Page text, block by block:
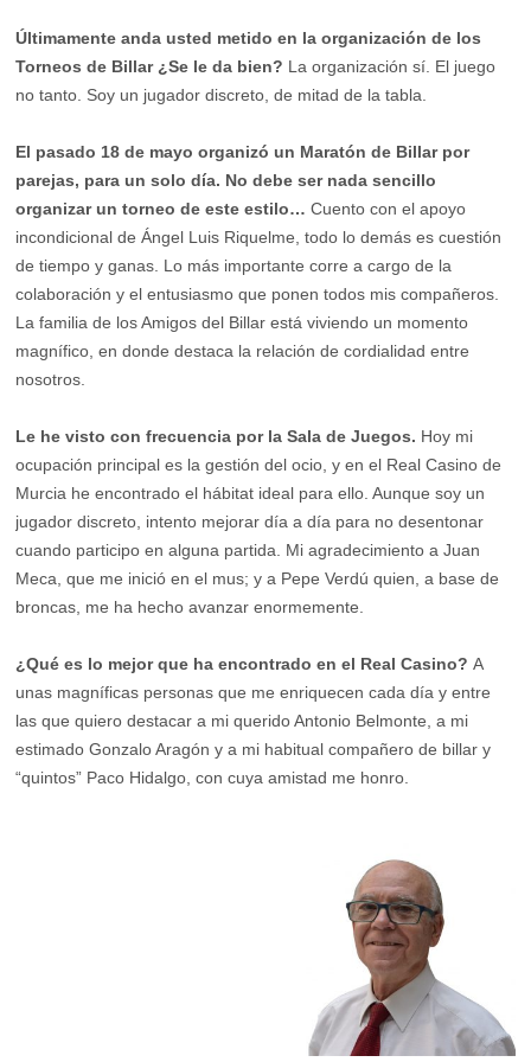
Últimamente anda usted metido en la organización de los
Torneos de Billar ¿Se le da bien? La organización sí. El juego
no tanto. Soy un jugador discreto, de mitad de la tabla.
El pasado 18 de mayo organizó un Maratón de Billar por
parejas, para un solo día. No debe ser nada sencillo
organizar un torneo de este estilo…Cuento con el apoyo
incondicional de Ángel Luis Riquelme, todo lo demás es cuestión
de tiempo y ganas. Lo más importante corre a cargo de la
colaboración y el entusiasmo que ponen todos mis compañeros.
La familia de los Amigos del Billar está viviendo un momento
magnífico, en donde destaca la relación de cordialidad entre
nosotros.
Le he visto con frecuencia por la Sala de Juegos. Hoy mi
ocupación principal es la gestión del ocio, y en el Real Casino de
Murcia he encontrado el hábitat ideal para ello. Aunque soy un
jugador discreto, intento mejorar día a día para no desentonar
cuando participo en alguna partida. Mi agradecimiento a Juan
Meca, que me inició en el mus; y a Pepe Verdú quien, a base de
broncas, me ha hecho avanzar enormemente.
¿Qué es lo mejor que ha encontrado en el Real Casino?A
unas magníficas personas que me enriquecen cada día y entre
las que quiero destacar a mi querido Antonio Belmonte, a mi
estimado Gonzalo Aragón y a mi habitual compañero de billar y
“quintos” Paco Hidalgo, con cuya amistad me honro.